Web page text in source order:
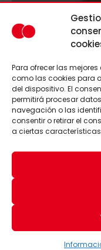
Para ofrecer las
como las cookies para
del dispositivo. El
permitirá procesar
navegación o las
consentir o retirar el
a ciertas